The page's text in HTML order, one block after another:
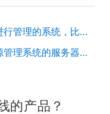
有没有对出租房源进行管理的系统，比较容易上手的？
把房产数据存在房源管理系统的服务器上，哪款软件可以导出数据进行备份？
的产品？